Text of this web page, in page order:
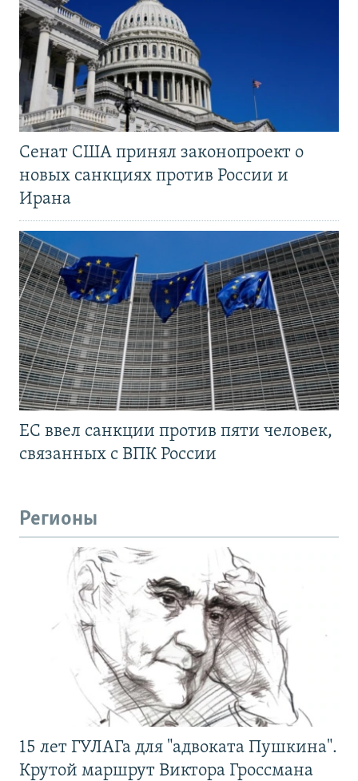
Сенат США принял законопроект о
новых санкциях против России и
Ирана
ЕС ввел санкции против пяти человек,
связанных с ВПК России
Регионы
15 лет ГУЛАГа для "адвоката Пушкина".
Крутой маршрут Виктора Гроссмана